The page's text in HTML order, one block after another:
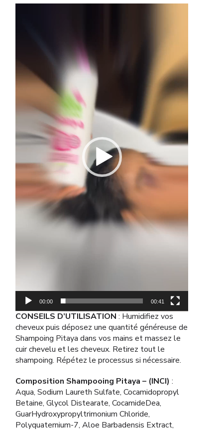
00:00 00:41
CONSEILS D’UTILISATION : Humidifiez vos
cheveux puis déposez une quantité généreuse de
Shampoing Pitaya dans vos mains et massez le
cuir chevelu et les cheveux. Retirez tout le
shampoing. Répétez le processus si nécessaire.
Composition Shampooing Pitaya – (INCI) :
Aqua, Sodium Laureth Sulfate, Cocamidopropyl
Betaine, Glycol Distearate, CocamideDea,
GuarHydroxypropyltrimonium Chloride,
Polyquaternium-7, Aloe Barbadensis Extract,